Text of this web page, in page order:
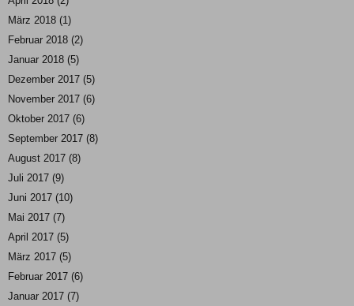
März 2018 (1)
Februar 2018 (2)
Januar 2018 (5)
Dezember 2017 (5)
November 2017 (6)
Oktober 2017 (6)
September 2017 (8)
August 2017 (8)
Juli 2017 (9)
Juni 2017 (10)
Mai 2017 (7)
April 2017 (5)
März 2017 (5)
Februar 2017 (6)
Januar 2017 (7)